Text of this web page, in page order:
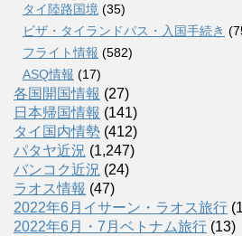
タイ陸路国境 (35)
ビザ・タイランドパス・入国手続き
フライト情報 (582)
ASQ情報 (17)
各国開国情報 (27)
日本帰国情報 (141)
タイ国内情勢 (412)
パタヤ近況 (1,247)
バンコク近況 (24)
ラオス情報 (47)
2022年6月イサーン・ラオス旅行
2022年6月・7月ベトナム旅行 (13)